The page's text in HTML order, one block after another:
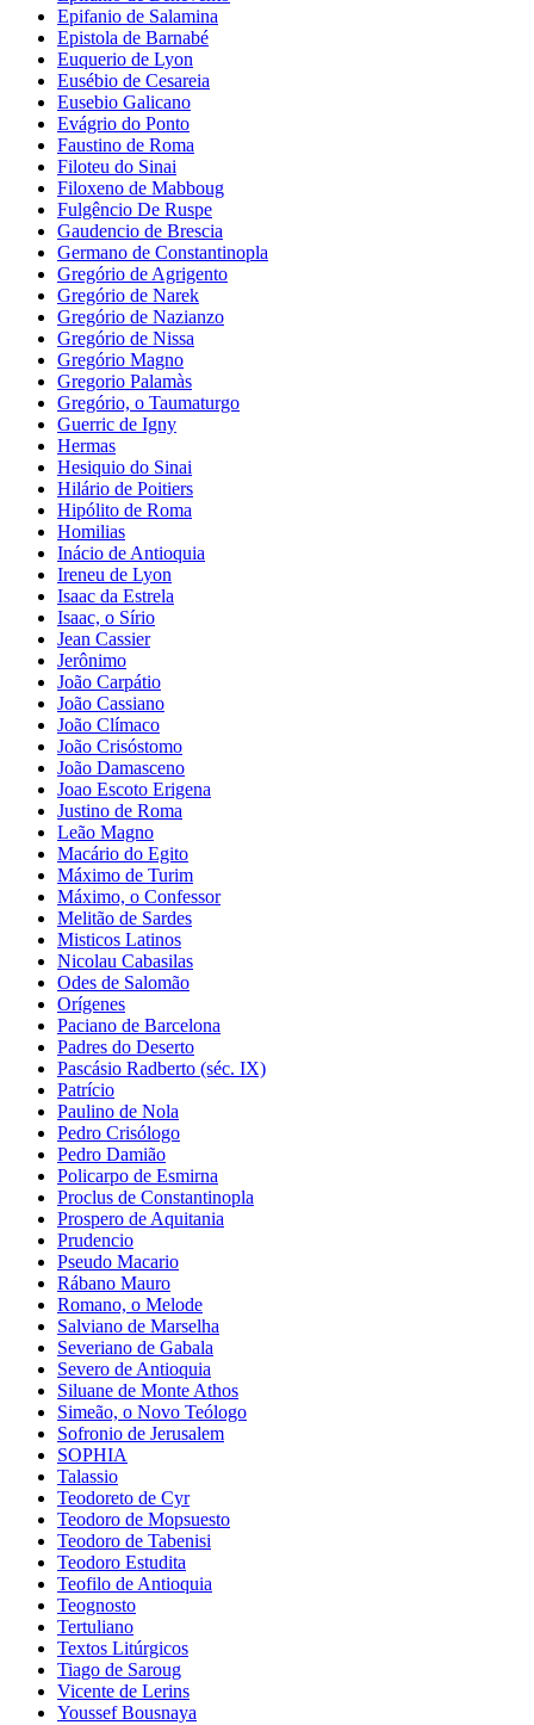
Epifanio de Salamina
Epistola de Barnabé
Euquerio de Lyon
Eusébio de Cesareia
Eusebio Galicano
Evágrio do Ponto
Faustino de Roma
Filoteu do Sinai
Filoxeno de Mabboug
Fulgêncio De Ruspe
Gaudencio de Brescia
Germano de Constantinopla
Gregório de Agrigento
Gregório de Narek
Gregório de Nazianzo
Gregório de Nissa
Gregório Magno
Gregorio Palamàs
Gregório, o Taumaturgo
Guerric de Igny
Hermas
Hesiquio do Sinai
Hilário de Poitiers
Hipólito de Roma
Homilias
Inácio de Antioquia
Ireneu de Lyon
Isaac da Estrela
Isaac, o Sírio
Jean Cassier
Jerônimo
João Carpátio
João Cassiano
João Clímaco
João Crisóstomo
João Damasceno
Joao Escoto Erigena
Justino de Roma
Leão Magno
Macário do Egito
Máximo de Turim
Máximo, o Confessor
Melitão de Sardes
Misticos Latinos
Nicolau Cabasilas
Odes de Salomão
Orígenes
Paciano de Barcelona
Padres do Deserto
Pascásio Radberto (séc. IX)
Patrício
Paulino de Nola
Pedro Crisólogo
Pedro Damião
Policarpo de Esmirna
Proclus de Constantinopla
Prospero de Aquitania
Prudencio
Pseudo Macario
Rábano Mauro
Romano, o Melode
Salviano de Marselha
Severiano de Gabala
Severo de Antioquia
Siluane de Monte Athos
Simeão, o Novo Teólogo
Sofronio de Jerusalem
SOPHIA
Talassio
Teodoreto de Cyr
Teodoro de Mopsuesto
Teodoro de Tabenisi
Teodoro Estudita
Teofilo de Antioquia
Teognosto
Tertuliano
Textos Litúrgicos
Tiago de Saroug
Vicente de Lerins
Youssef Bousnaya